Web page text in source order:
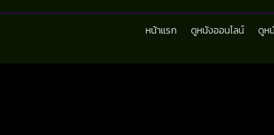
หน้าแรก ดูหนังออนไลน์ ดูห